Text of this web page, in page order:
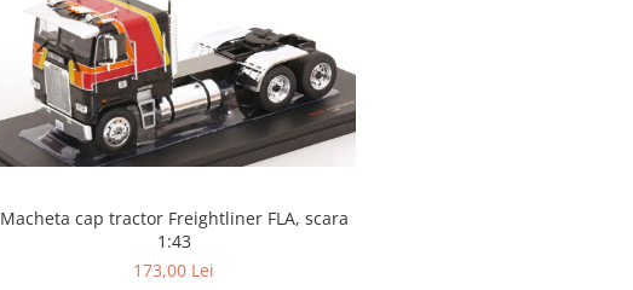
Macheta cap tractor Freightliner FLA, scara
1:43
173,00 Lei